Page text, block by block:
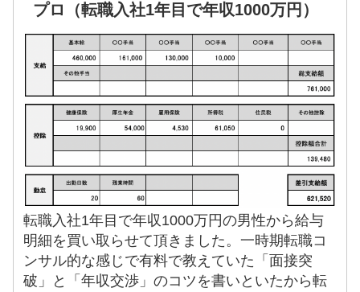
プロ（転職入社1年目で年収1000万円）
転職入社1年目で年収1000万円の男性から給与
明細を買い取らせて頂きました。一時期転職コ
ンサル的な感じで有料で教えていた「面接突
破」と「年収交渉」のコツを書いといたから転